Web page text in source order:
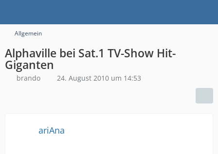
Allgemein
Alphaville bei Sat.1 TV-Show Hit-
Giganten
brando 24. August 2010 um 14:53
ariAna